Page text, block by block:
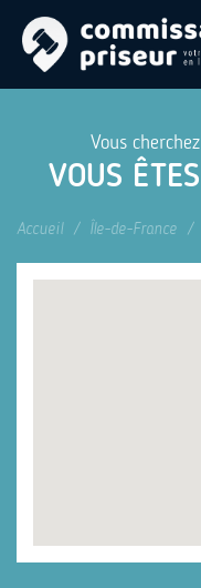
Vous
VOUS
Accueil Île-de-France